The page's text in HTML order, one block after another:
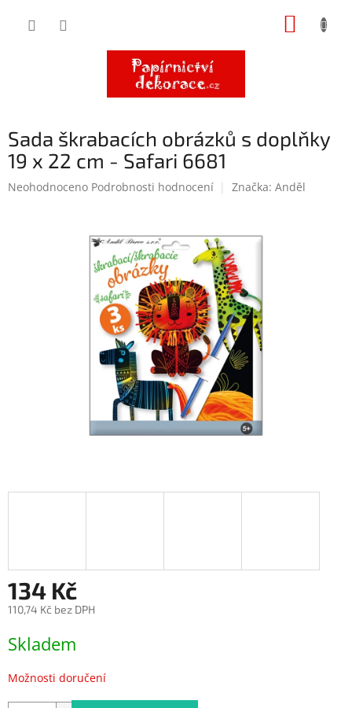
Sada škrabacích obrázků s doplňky
19 x 22 cm - Safari 6681
Průměrné
Neohodnoceno Podrobnosti hodnocení Značka: Anděl
134 Kč
110,74 Kč bez DPH
cena:
Skladem
Možnosti doručení